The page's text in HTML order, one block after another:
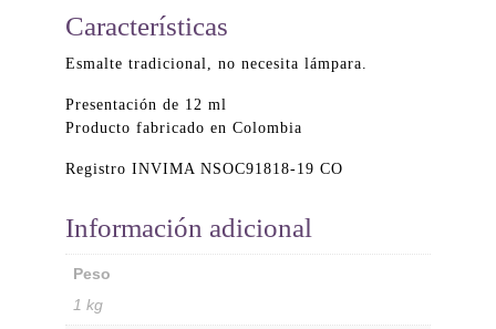
Características
Esmalte tradicional, no necesita lámpara.
Presentación de 12 ml
Producto fabricado en Colombia
Registro INVIMA NSOC91818-19 CO
Información adicional
Peso
1 kg